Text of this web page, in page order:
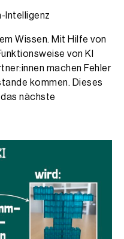
Intelligenz
Wissen. Mit Hilfe von
von KI
machen Fehler
kommen. Dieses
nächste